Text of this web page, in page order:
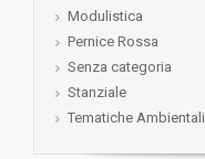
Modulistica
Pernice Rossa
Senza categoria
Stanziale
Tematiche Ambientali